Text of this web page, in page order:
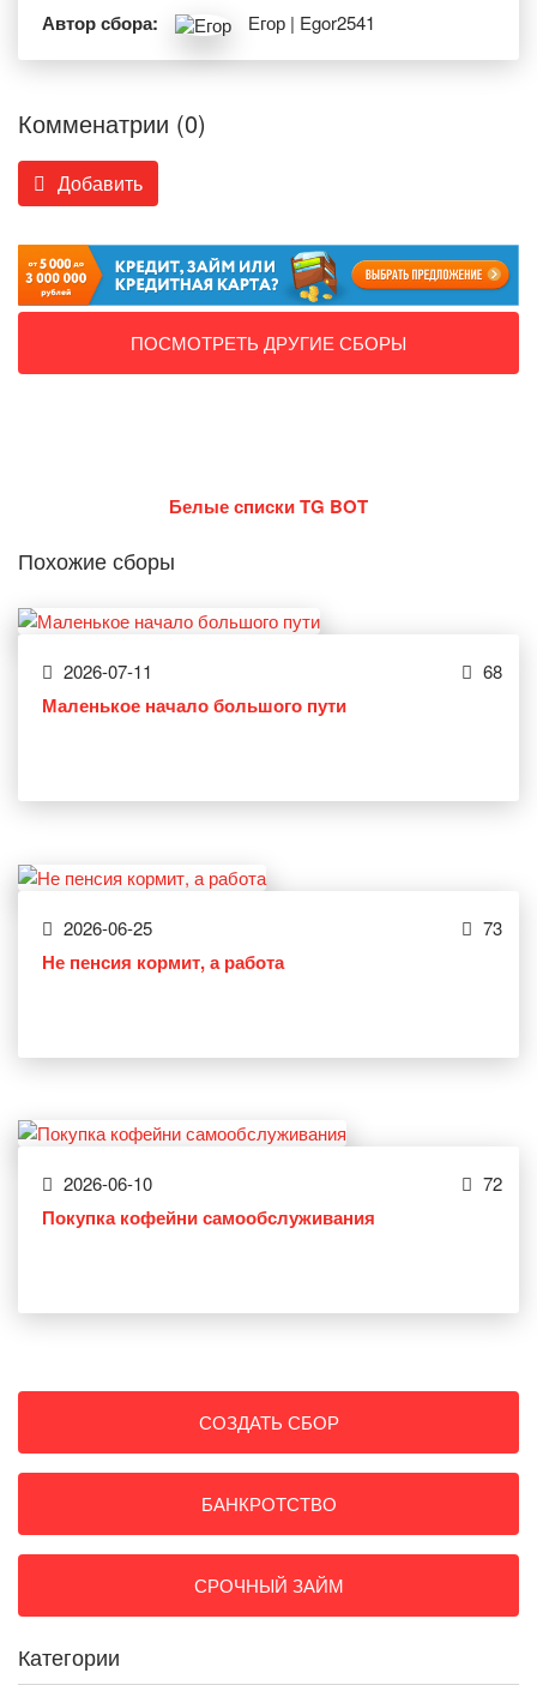
Автор сбора: Егор | Egor2541
Комменатрии (0)
Добавить
ПОСМОТРЕТЬ ДРУГИЕ СБОРЫ
Белые списки TG BOT
Похожие сборы
2026-07-11 68
Маленькое начало большого пути
2026-06-25 73
Не пенсия кормит, а работа
2026-06-10 72
Покупка кофейни самообслуживания
СОЗДАТЬ СБОР
БАНКРОТСТВО
СРОЧНЫЙ ЗАЙМ
Категории